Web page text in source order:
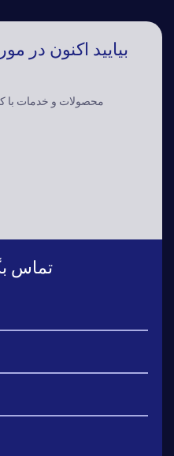
بیایید اکنون در
محصولات و خدمات با
تماس